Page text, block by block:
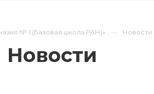
№ 1 (Базовая школа РАН)» Новости
Новости